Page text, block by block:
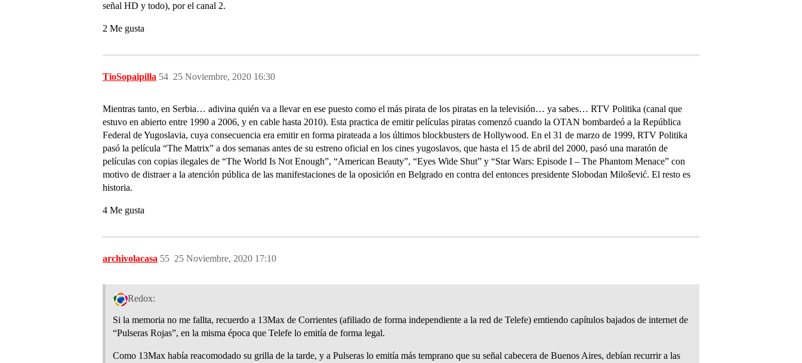
señal HD y todo), por el canal 2.
2 Me gusta
TioSopaipilla 25 Noviembre, 2020 16:30
54
Mientras tanto, en Serbia… adivina quién va a llevar en ese puesto como el más pirata de los piratas en la televisión… ya sabes… RTV Politika (canal que
estuvo en abierto entre 1990 a 2006, y en cable hasta 2010). Esta practica de emitir películas piratas comenzó cuando la OTAN bombardeó a la República
Federal de Yugoslavia, cuya consecuencia era emitir en forma pirateada a los últimos blockbusters de Hollywood. En el 31 de marzo de 1999, RTV Politika
pasó la película “The Matrix” a dos semanas antes de su estreno oficial en los cines yugoslavos, que hasta el 15 de abril del 2000, pasó una maratón de
películas con copias ilegales de “The World Is Not Enough”, “American Beauty”, “Eyes Wide Shut” y “Star Wars: Episode I – The Phantom Menace” con
motivo de distraer a la atención pública de las manifestaciones de la oposición en Belgrado en contra del entonces presidente Slobodan Milošević. El resto es
historia.
4 Me gusta
archivolacasa 25 Noviembre, 2020 17:10
55
Redox:
Si la memoria no me fallta, recuerdo a 13Max de Corrientes (afiliado de forma independiente a la red de Telefe) emtiendo capítulos bajados de internet de
“Pulseras Rojas”, en la misma época que Telefe lo emitía de forma legal.
Como 13Max había reacomodado su grilla de la tarde, y a Pulseras lo emitía más temprano que su señal cabecera de Buenos Aires, debían recurrir a las